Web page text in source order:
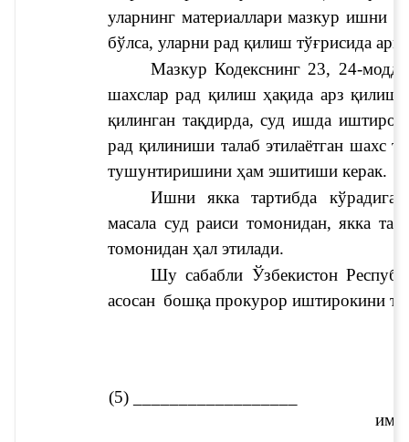
уларнинг материаллари мазкур ишни
бўлса, уларни рад қилиш тўғрисида
Мазкур Кодекснинг 23, 24-
шахслар рад қилиш ҳақида арз
қилинган тақдирда, суд ишда
рад қилиниши талаб этилаётган шахс
тушунтиришини ҳам эшитиши керак.
Ишни якка тартибда
масала суд раиси томонидан, якка
томонидан ҳал этилади.
Шу сабабли Ўзбекистон
асосан бошқа прокурор иштирокини
(5) __________________